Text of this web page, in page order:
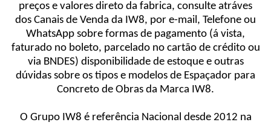
preços e valores direto da fabrica, consulte atráves
dos Canais de Venda da IW8, por e-mail, Telefone ou
WhatsApp sobre formas de pagamento (á vista,
faturado no boleto, parcelado no cartão de crédito ou
via BNDES) disponibilidade de estoque e outras
dúvidas sobre os tipos e modelos de Espaçador para
Concreto de Obras da Marca IW8.
O Grupo IW8 é referência Nacional desde 2012 na